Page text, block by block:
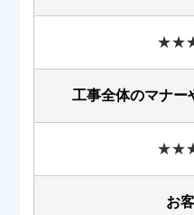
★★★
工事全体のマナー
★★★
お